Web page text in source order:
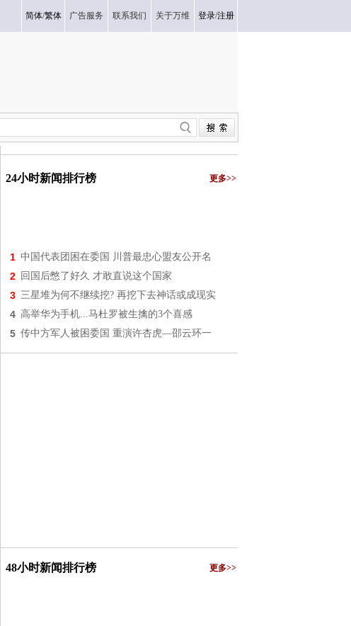
简体/繁体 广告服务 联系我们 关于万维 登录/注册
24小时新闻排行榜 更多>>
1 中国代表团困在委国 川普最忠心盟友公开名
2 回国后憋了好久 才敢直说这个国家
3 三星堆为何不继续挖? 再挖下去神话或成现实
4 高举华为手机...马杜罗被生擒的3个喜感
5 传中方军人被困委国 重演许杏虎—邵云环一
48小时新闻排行榜 更多>>